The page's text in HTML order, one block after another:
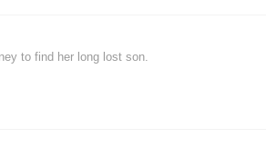
to find her long lost son.